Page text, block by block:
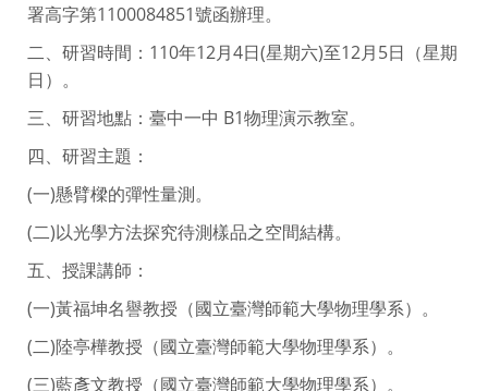
署高字第1100084851號函辦理。
二、研習時間：110年12月4日(星期六)至12月5日（星期
日）。
三、研習地點：臺中一中 B1物理演示教室。
四、研習主題：
(一)懸臂樑的彈性量測。
(二)以光學方法探究待測樣品之空間結構。
五、授課講師：
(一)黃福坤名譽教授（國立臺灣師範大學物理學系）。
(二)陸亭樺教授（國立臺灣師範大學物理學系）。
(三)藍彥文教授（國立臺灣師範大學物理學系）。